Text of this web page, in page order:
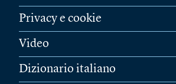
Privacy e cookie
Video
Dizionario italiano